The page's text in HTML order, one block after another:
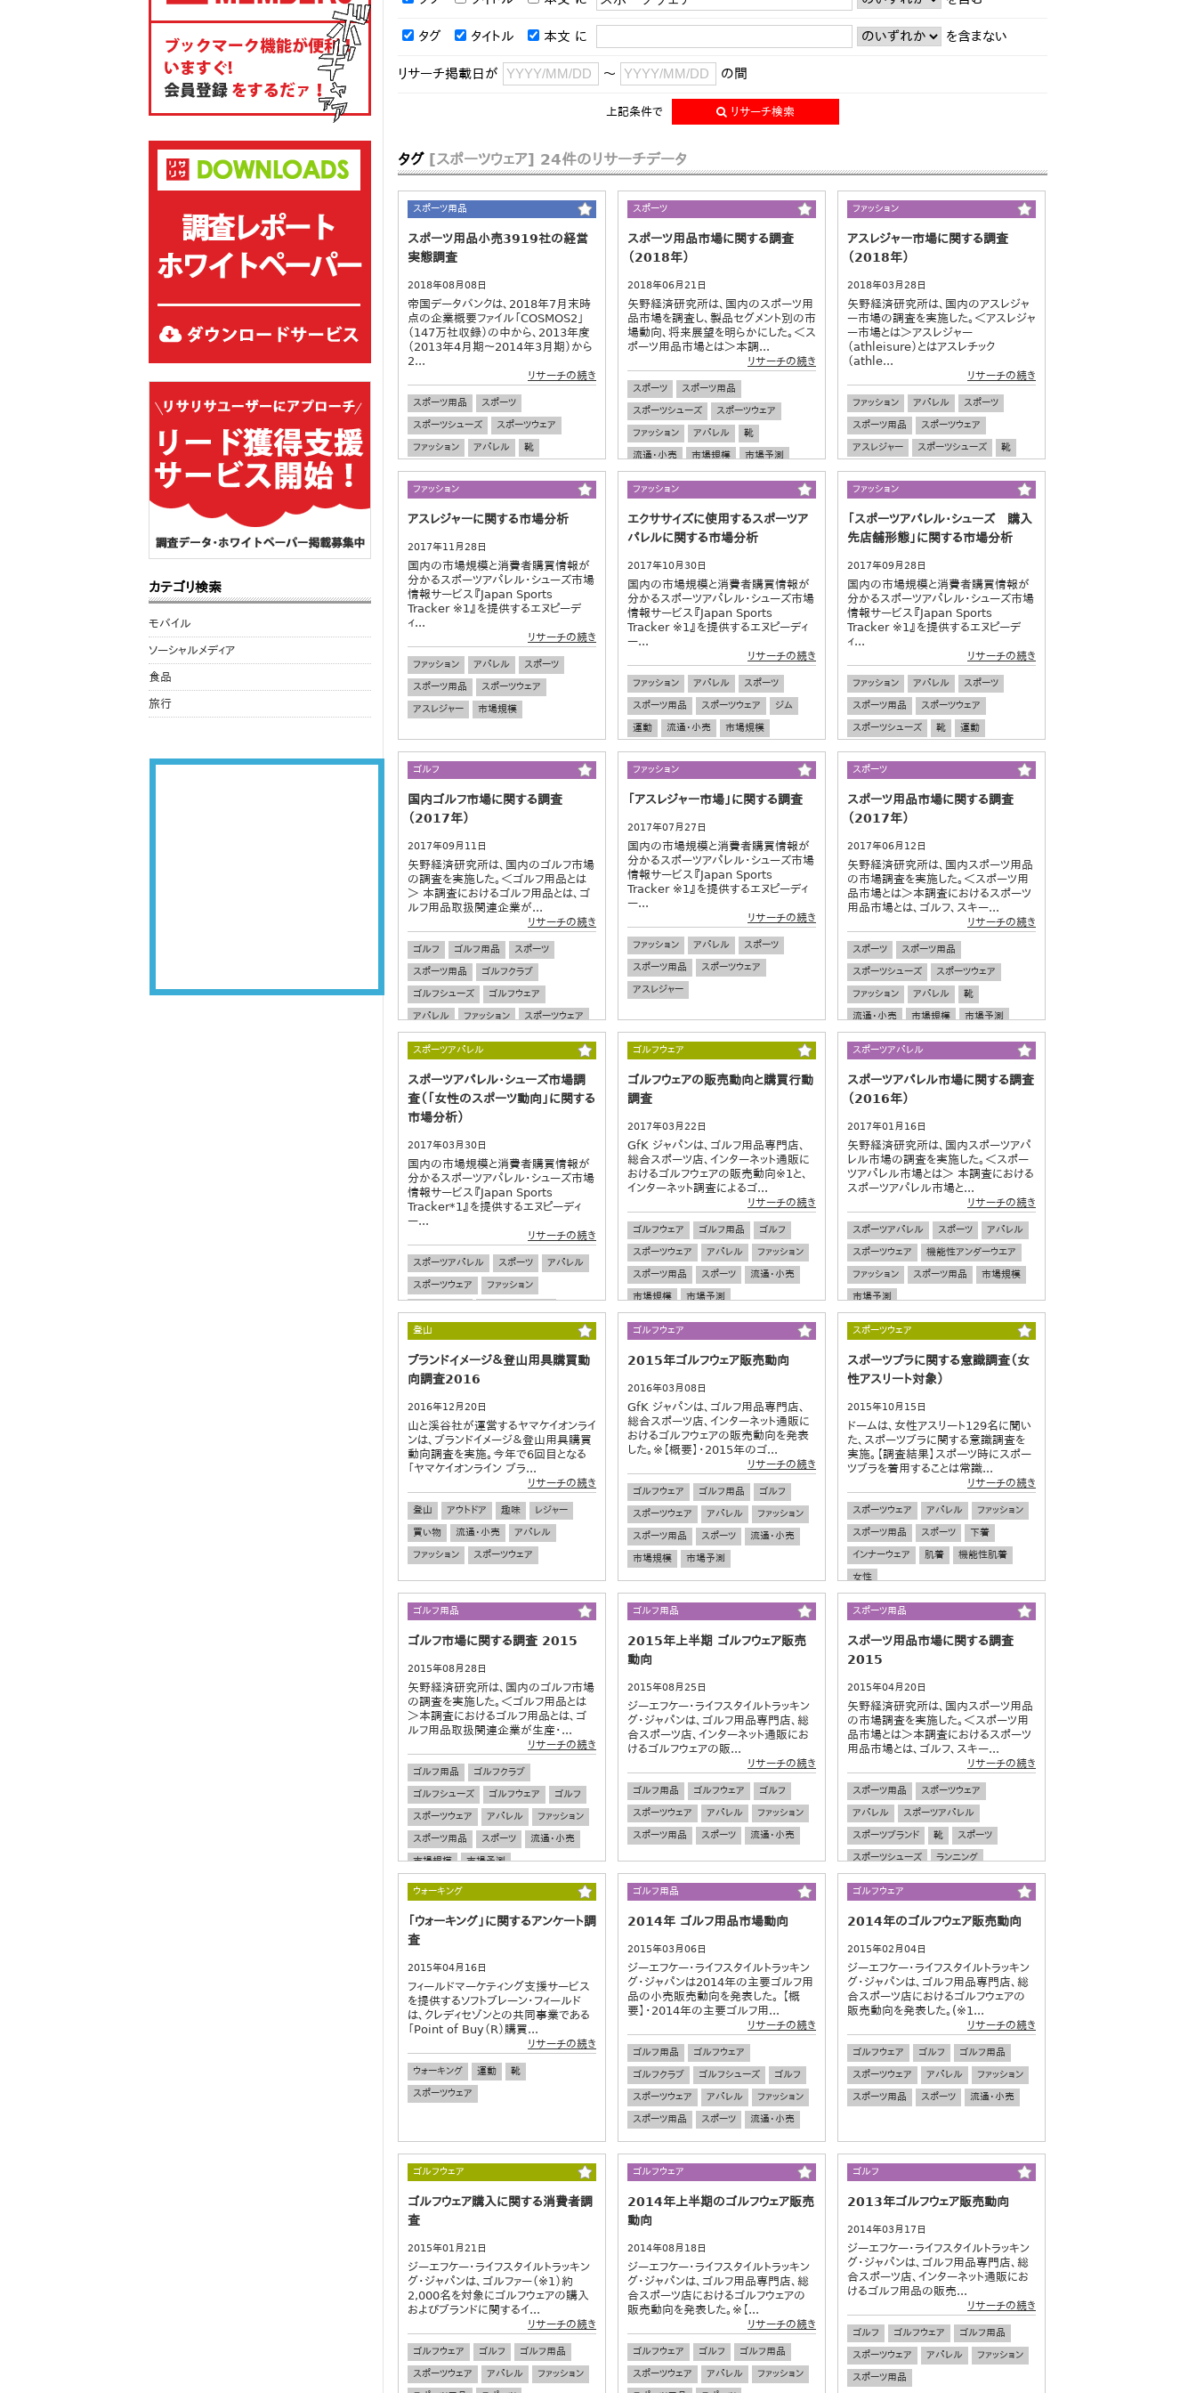
タグ タイトル 本文 に を含まない
リサーチ掲載日が ～ の間
上記条件で リサーチ検索
タグ [スポーツウェア] 24件のリサーチデータ
スポーツ用品
スポーツ用品小売3919社の経営
実態調査
2018年08月08日
帝国データバンクは、2018年7月末時
点の企業概要ファイル「COSMOS2」
（147万社収録）の中から、2013年度
（2013年4月期～2014年3月期）から
2...
リサーチの続き
スポーツ用品
スポーツ
スポーツシューズ
スポーツウェア
ファッション
アパレル
靴
流通・小売
市場規模
スポーツ
スポーツ用品市場に関する調査
（2018年）
2018年06月21日
矢野経済研究所は、国内のスポーツ用
品市場を調査し、製品セグメント別の市
場動向、将来展望を明らかにした。＜ス
ポーツ用品市場とは＞本調...
リサーチの続き
スポーツ
スポーツ用品
スポーツシューズ
スポーツウェア
ファッション
アパレル
靴
流通・小売
市場規模 市場予測
ファッション
アスレジャー市場に関する調査
（2018年）
2018年03月28日
矢野経済研究所は、国内のアスレジャ
ー市場の調査を実施した。＜アスレジャ
ー市場とは＞アスレジャー
（athleisure）とはアスレチック
（athle...
リサーチの続き
ファッション アパレル
スポーツ
スポーツ用品
スポーツウェア
アスレジャー
スポーツシューズ
靴
市場規模
市場予測
ファッション
アスレジャーに関する市場分析
2017年11月28日
国内の市場規模と消費者購買情報が
分かるスポーツアパレル・シューズ市場
情報サービス『Japan Sports
Tracker ※1』を提供するエヌピーデ
ィ...
リサーチの続き
ファッション アパレル
スポーツ
スポーツ用品
スポーツウェア
アスレジャー
市場規模
ファッション
エクササイズに使用するスポーツア
パレルに関する市場分析
2017年10月30日
国内の市場規模と消費者購買情報が
分かるスポーツアパレル・シューズ市場
情報サービス『Japan Sports
Tracker ※1』を提供するエヌピーディ
ー...
リサーチの続き
ファッション アパレル
スポーツ
スポーツ用品
スポーツウェア
ジム
運動
流通・小売
市場規模
市場予測
ファッション
「スポーツアパレル・シューズ 購入
先店舗形態」に関する市場分析
2017年09月28日
国内の市場規模と消費者購買情報が
分かるスポーツアパレル・シューズ市場
情報サービス『Japan Sports
Tracker ※1』を提供するエヌピーデ
ィ...
リサーチの続き
ファッション アパレル
スポーツ
スポーツ用品
スポーツウェア
スポーツシューズ
靴
運動
流通・小売
市場規模
市場予測
ゴルフ
国内ゴルフ市場に関する調査
（2017年）
2017年09月11日
矢野経済研究所は、国内のゴルフ市場
の調査を実施した。＜ゴルフ用品とは
＞ 本調査におけるゴルフ用品とは、ゴ
ルフ用品取扱関連企業が...
リサーチの続き
ゴルフ ゴルフ用品
スポーツ
スポーツ用品
ゴルフクラブ
ゴルフシューズ
ゴルフウェア
アパレル
ファッション
スポーツウェア
ファッション
「アスレジャー市場」に関する調査
2017年07月27日
国内の市場規模と消費者購買情報が
分かるスポーツアパレル・シューズ市場
情報サービス『Japan Sports
Tracker ※1』を提供するエヌピーディ
ー...
リサーチの続き
ファッション アパレル
スポーツ
スポーツ用品
スポーツウェア
アスレジャー
スポーツ
スポーツ用品市場に関する調査
（2017年）
2017年06月12日
矢野経済研究所は、国内スポーツ用品
の市場調査を実施した。＜スポーツ用
品市場とは＞本調査におけるスポーツ
用品市場とは、ゴルフ、スキー...
リサーチの続き
スポーツ
スポーツ用品
スポーツシューズ
スポーツウェア
ファッション
アパレル
靴
流通・小売
市場規模 市場予測
スポーツアパレル
スポーツアパレル・シューズ市場調
査（「女性のスポーツ動向」に関する
市場分析）
2017年03月30日
国内の市場規模と消費者購買情報が
分かるスポーツアパレル・シューズ市場
情報サービス『Japan Sports
Tracker*1』を提供するエヌピーディ
ー...
リサーチの続き
スポーツアパレル スポーツ
アパレル
スポーツウェア
ファッション
ゴルフウェア
ゴルフウェアの販売動向と購買行動
調査
2017年03月22日
GfK ジャパンは、ゴルフ用品専門店、
総合スポーツ店、インターネット通販に
おけるゴルフウェアの販売動向※1と、
インターネット調査によるゴ...
リサーチの続き
ゴルフウェア ゴルフ用品
ゴルフ
スポーツウェア
アパレル
ファッション
スポーツ用品
スポーツ
流通・小売
市場規模
市場予測
スポーツアパレル
スポーツアパレル市場に関する調査
（2016年）
2017年01月16日
矢野経済研究所は、国内スポーツアパ
レル市場の調査を実施した。＜スポー
ツアパレル市場とは＞ 本調査における
スポーツアパレル市場と...
リサーチの続き
スポーツアパレル スポーツ
アパレル
スポーツウェア
機能性アンダーウエア
ファッション
スポーツ用品
市場規模
市場予測
登山
ブランドイメージ＆登山用具購買動
向調査2016
2016年12月20日
山と溪谷社が運営するヤマケイオンライ
ンは、ブランドイメージ＆登山用具購買
動向調査を実施。今年で6回目となる
「ヤマケイオンライン ブラ...
リサーチの続き
登山 アウトドア 趣味
レジャー
買い物
流通・小売
アパレル
ファッション
スポーツウェア
ゴルフウェア
2015年ゴルフウェア販売動向
2016年03月08日
GfK ジャパンは、ゴルフ用品専門店、
総合スポーツ店、インターネット通販に
おけるゴルフウェアの販売動向を発表
した。※【概要】・2015年のゴ...
リサーチの続き
ゴルフウェア ゴルフ用品
ゴルフ
スポーツウェア
アパレル
ファッション
スポーツ用品
スポーツ
流通・小売
市場規模
市場予測
スポーツウェア
スポーツブラに関する意識調査（女
性アスリート対象）
2015年10月15日
ドームは、女性アスリート129名に聞い
た、スポーツブラに関する意識調査を
実施。【調査結果】スポーツ時にスポー
ツブラを着用することは常識...
リサーチの続き
スポーツウェア アパレル
ファッション
スポーツ用品
スポーツ
下着
インナーウェア
肌着
機能性肌着
女性
ゴルフ用品
ゴルフ市場に関する調査 2015
2015年08月28日
矢野経済研究所は、国内のゴルフ市場
の調査を実施した。＜ゴルフ用品とは
＞本調査におけるゴルフ用品とは、ゴ
ルフ用品取扱関連企業が生産・...
リサーチの続き
ゴルフ用品
ゴルフクラブ
ゴルフシューズ
ゴルフウェア
ゴルフ
スポーツウェア
アパレル
ファッション
スポーツ用品
スポーツ
流通・小売
市場規模
市場予測
ゴルフ用品
2015年上半期 ゴルフウェア販売
動向
2015年08月25日
ジーエフケー・ライフスタイルトラッキン
グ・ジャパンは、ゴルフ用品専門店、総
合スポーツ店、インターネット通販にお
けるゴルフウェアの販...
リサーチの続き
ゴルフ用品 ゴルフウェア
ゴルフ
スポーツウェア
アパレル
ファッション
スポーツ用品
スポーツ 流通・小売
スポーツ用品
スポーツ用品市場に関する調査
2015
2015年04月20日
矢野経済研究所は、国内スポーツ用品
の市場調査を実施した。＜スポーツ用
品市場とは＞本調査におけるスポーツ
用品市場とは、ゴルフ、スキー...
リサーチの続き
スポーツ用品
スポーツウェア
アパレル
スポーツアパレル
スポーツブランド
靴
スポーツ
スポーツシューズ
ランニング
ウォーキング
「ウォーキング」に関するアンケート調
査
2015年04月16日
フィールドマーケティング支援サービス
を提供するソフトブレーン・フィールド
は、クレディセゾンとの共同事業である
「Point of Buy（R）購買...
リサーチの続き
ウォーキング 運動
靴
スポーツウェア
ゴルフ用品
2014年 ゴルフ用品市場動向
2015年03月06日
ジーエフケー・ライフスタイルトラッキン
グ・ジャパンは2014年の主要ゴルフ用
品の小売販売動向を発表した。 【概
要】・2014年の主要ゴルフ用...
リサーチの続き
ゴルフ用品
ゴルフウェア
ゴルフクラブ
ゴルフシューズ
ゴルフ
スポーツウェア
アパレル
ファッション
スポーツ用品
スポーツ 流通・小売
ゴルフウェア
2014年のゴルフウェア販売動向
2015年02月04日
ジーエフケー・ライフスタイルトラッキン
グ・ジャパンは、ゴルフ用品専門店、総
合スポーツ店におけるゴルフウェアの
販売動向を発表した。(※1...
リサーチの続き
ゴルフウェア ゴルフ
ゴルフ用品
スポーツウェア
アパレル
ファッション
スポーツ用品
スポーツ 流通・小売
ゴルフウェア
ゴルフウェア購入に関する消費者調
査
2015年01月21日
ジーエフケー・ライフスタイルトラッキン
グ・ジャパンは、ゴルファー（※1）約
2,000名を対象にゴルフウェアの購入
およびブランドに関するイ...
リサーチの続き
ゴルフウェア ゴルフ
ゴルフ用品
スポーツウェア
アパレル
ファッション
ゴルフウェア
2014年上半期のゴルフウェア販売
動向
2014年08月18日
ジーエフケー・ライフスタイルトラッキン
グ・ジャパンは、ゴルフ用品専門店、総
合スポーツ店におけるゴルフウェアの
販売動向を発表した。※【...
リサーチの続き
ゴルフウェア ゴルフ
ゴルフ用品
スポーツウェア
アパレル
ファッション
ゴルフ
2013年ゴルフウェア販売動向
2014年03月17日
ジーエフケー・ライフスタイルトラッキン
グ・ジャパンは、ゴルフ用品専門店、総
合スポーツ店、インターネット通販にお
けるゴルフ用品の販売...
リサーチの続き
ゴルフ ゴルフウェア
ゴルフ用品
スポーツウェア
アパレル
ファッション
スポーツ用品
カテゴリ検索
モバイル
ソーシャルメディア
食品
旅行